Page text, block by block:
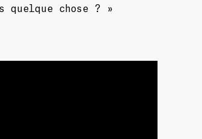
quelque chose ? »